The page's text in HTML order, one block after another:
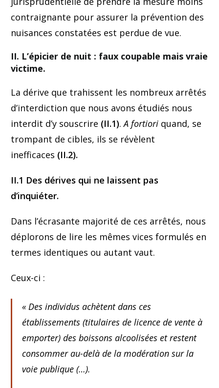
contraignante pour assurer la prévention des
nuisances constatées est perdue de vue.
II. L’épicier de nuit : faux coupable mais vraie
victime.
La dérive que trahissent les nombreux arrêtés
d’interdiction que nous avons étudiés nous
interdit d’y souscrire (II.1).A fortiori quand, se
trompant de cibles, ils se révèlent
inefficaces (II.2).
II.1 Des dérives qui ne laissent pas
d’inquiéter.
Dans l’écrasante majorité de ces arrêtés, nous
déplorons de lire les mêmes vices formulés en
termes identiques ou autant vaut.
Ceux-ci :
«Des individus achètent dans ces
établissements (titulaires de licence de vente à
emporter) des boissons alcoolisées et restent
consommer au-delà de la modération sur la
voie publique (…).